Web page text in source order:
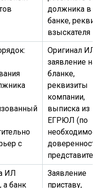
должника в
банке,
взыскателя
с
Оригинал ИЛ,
заявление на
бланке,
реквизиты
компании,
выписка из
ЕГРЮЛ (по
ИЛ
а банк
Заявление
приставу,